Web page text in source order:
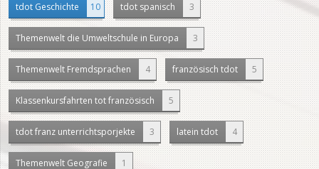
tdot Geschichte 10 tdot spanisch 3
Themenwelt die Umweltschule in Europa 3
Themenwelt Fremdsprachen 4 französisch tdot 5
Klassenkursfahrten tot französisch 5
tdot franz unterrichtsporjekte 3 latein tdot 4
Themenwelt Geografie 1